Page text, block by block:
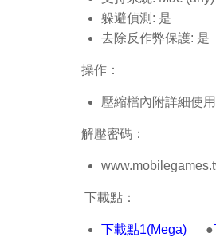
躲避偵測: 是
去除反作弊保護: 是
操作：
壓縮檔內附詳細使
解壓密碼：
下載點：
下載點1(Mega) ●